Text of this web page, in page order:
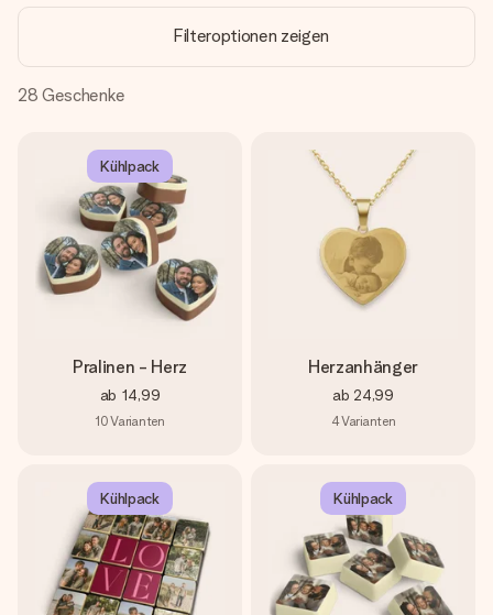
+49 39292 929695
Montag - Freitag : 8:30 - 17:00 Uhr
Samstag - Sonntag : 8:30 - 13:00 Uhr
Filteroptionen zeigen
28 Geschenke
Kühlpack
Pralinen - Herz
ab 14,99
10Varianten
Herzanhänger
ab 24,99
4Varianten
Kühlpack Kühlpack